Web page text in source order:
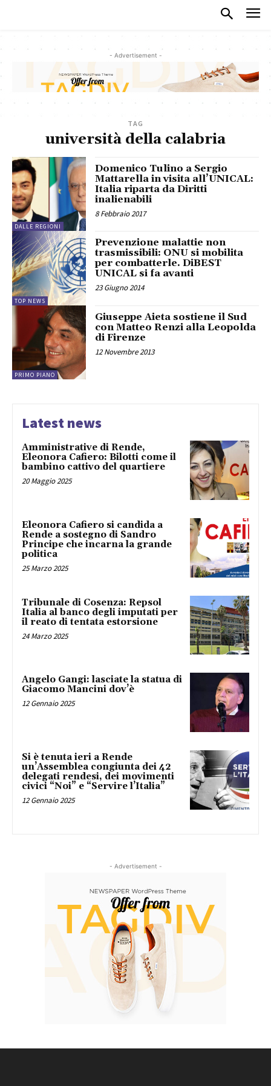
- Advertisement -
TAG
università della calabria
DALLE REGIONI
Domenico Tulino a Sergio
Mattarella in visita all’UNICAL:
Italia riparta da Diritti
inalienabili
8 Febbraio 2017
TOP NEWS
Prevenzione malattie non
trasmissibili: ONU si mobilita
per combatterle. DiBEST
UNICAL si fa avanti
23 Giugno 2014
PRIMO PIANO
Giuseppe Aieta sostiene il Sud
con Matteo Renzi alla Leopolda
di Firenze
12 Novembre 2013
Latest news
Amministrative di Rende,
Eleonora Cafiero: Bilotti come il
bambino cattivo del quartiere
20 Maggio 2025
Eleonora Cafiero si candida a
Rende a sostegno di Sandro
Principe che incarna la grande
politica
25 Marzo 2025
Tribunale di Cosenza: Repsol
Italia al banco degli imputati per
il reato di tentata estorsione
24 Marzo 2025
Angelo Gangi: lasciate la statua di
Giacomo Mancini dov’è
12 Gennaio 2025
Si è tenuta ieri a Rende
un’Assemblea congiunta dei 42
delegati rendesi, dei movimenti
civici “Noi” e “Servire l’Italia”
12 Gennaio 2025
- Advertisement -